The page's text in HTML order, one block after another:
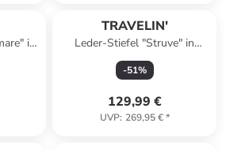
in
TRAVELIN'
Leder-Stiefel "Struve" in
Schwarz
-51%
129,99 €
UVP: 269,95 €*